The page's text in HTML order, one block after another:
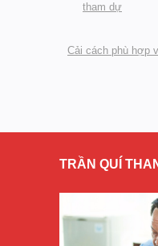
tham dự
Cải cách phù hợp
TRẦN QUÍ